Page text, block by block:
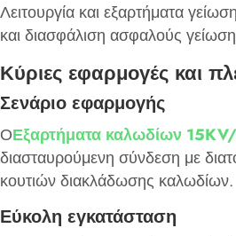
Λειτουργία και εξαρτήματα
και διασφάλιση ασφαλούς
Κύριες εφαρμογές και
Σενάριο εφαρμογής
ΟΕξαρτήματα καλωδίων
διασταυρούμενη σύνδεση με
κουτιών διακλάδωσης καλωδίων. ‌
Εύκολη εγκατάσταση